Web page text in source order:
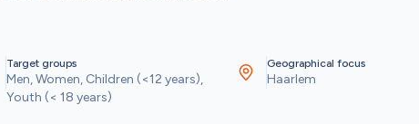
Target groups
Men, Women, Children (<12 years),
Youth (< 18 years)
Geographical focus
Haarlem